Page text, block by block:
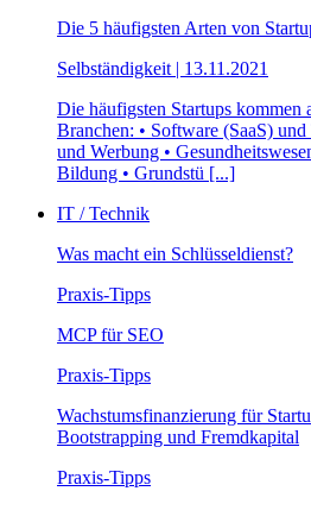
Die 5 häufigsten Arten von
Selbständigkeit | 13.11.2021
Die häufigsten Startups kommen
Branchen: • Software (SaaS)
und Werbung •
Bildung • Grundstü [...]
IT / Technik
Was macht ein Schlüsseldienst?
Praxis-Tipps
MCP für SEO
Praxis-Tipps
Wachstumsfinanzierung für
Bootstrapping und Fremdkapital
Praxis-Tipps